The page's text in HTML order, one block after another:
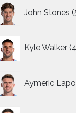
John Stones
Kyle Walker
Aymeric